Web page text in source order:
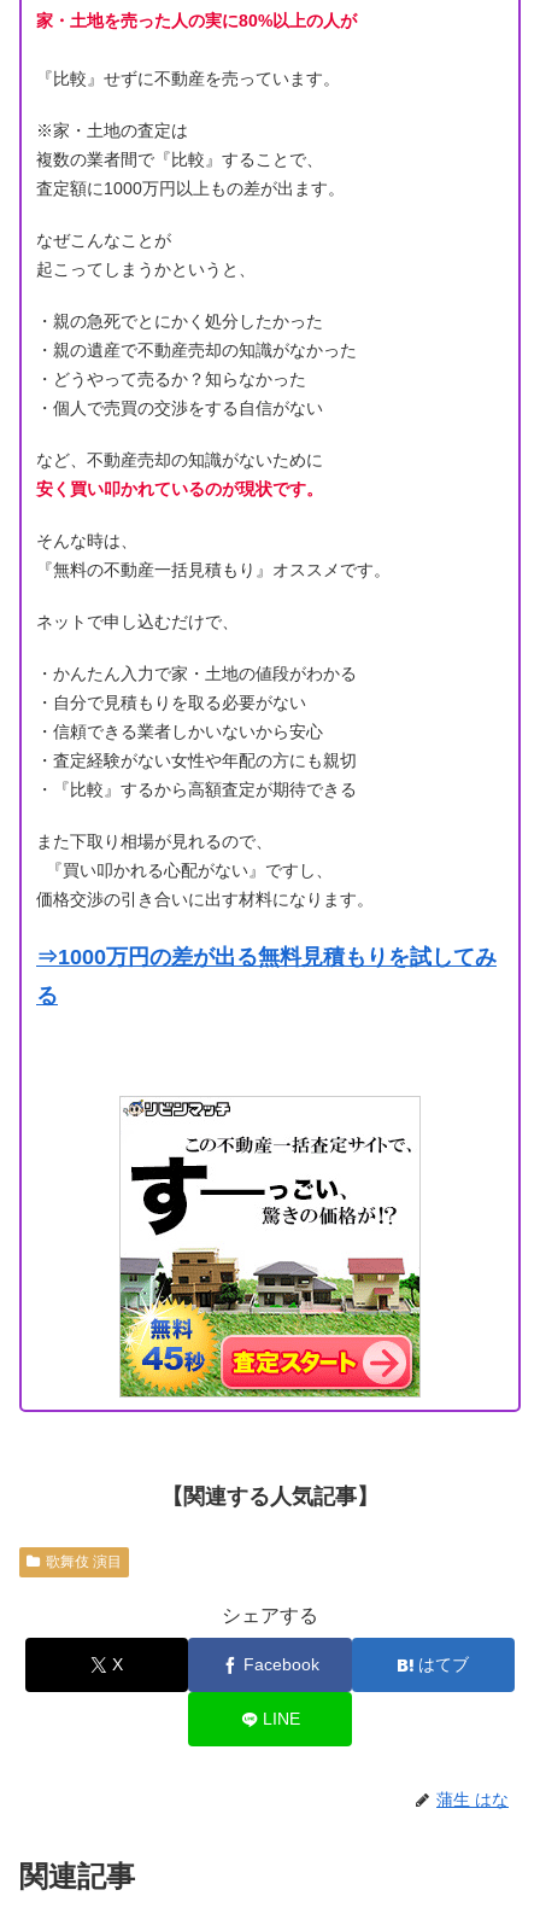
家・土地を売った人の実に80%以上の人が
『比較』せずに不動産を売っています。
※家・土地の査定は
複数の業者間で『比較』することで、
査定額に1000万円以上もの差が出ます。
なぜこんなことが
起こってしまうかというと、
・親の急死でとにかく処分したかった
・親の遺産で不動産売却の知識がなかった
・どうやって売るか？知らなかった
・個人で売買の交渉をする自信がない
など、不動産売却の知識がないために
安く買い叩かれているのが現状です。
そんな時は、
『無料の不動産一括見積もり』オススメです。
ネットで申し込むだけで、
・かんたん入力で家・土地の値段がわかる
・自分で見積もりを取る必要がない
・信頼できる業者しかいないから安心
・査定経験がない女性や年配の方にも親切
・『比較』するから高額査定が期待できる
また下取り相場が見れるので、
『買い叩かれる心配がない』ですし、
価格交渉の引き合いに出す材料になります。
⇒1000万円の差が出る無料見積もりを試してみ
る
【関連する人気記事】
歌舞伎 演目
シェアする
X Facebook はてブ
LINE
蒲生 はな
関連記事